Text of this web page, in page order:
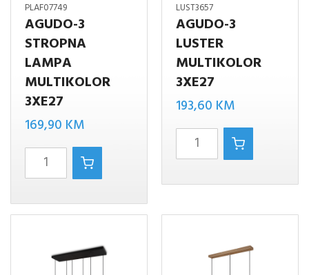
PLAF07749
AGUDO-3
STROPNA
LAMPA
MULTIKOLOR
3XE27
169,90 KM
AGUDO-
3
STROPNA
LAMPA
MULTIKOLOR
3XE27
LUST3657
AGUDO-3
LUSTER
MULTIKOLOR
3XE27
193,60 KM
AGUDO-
3
LUSTER